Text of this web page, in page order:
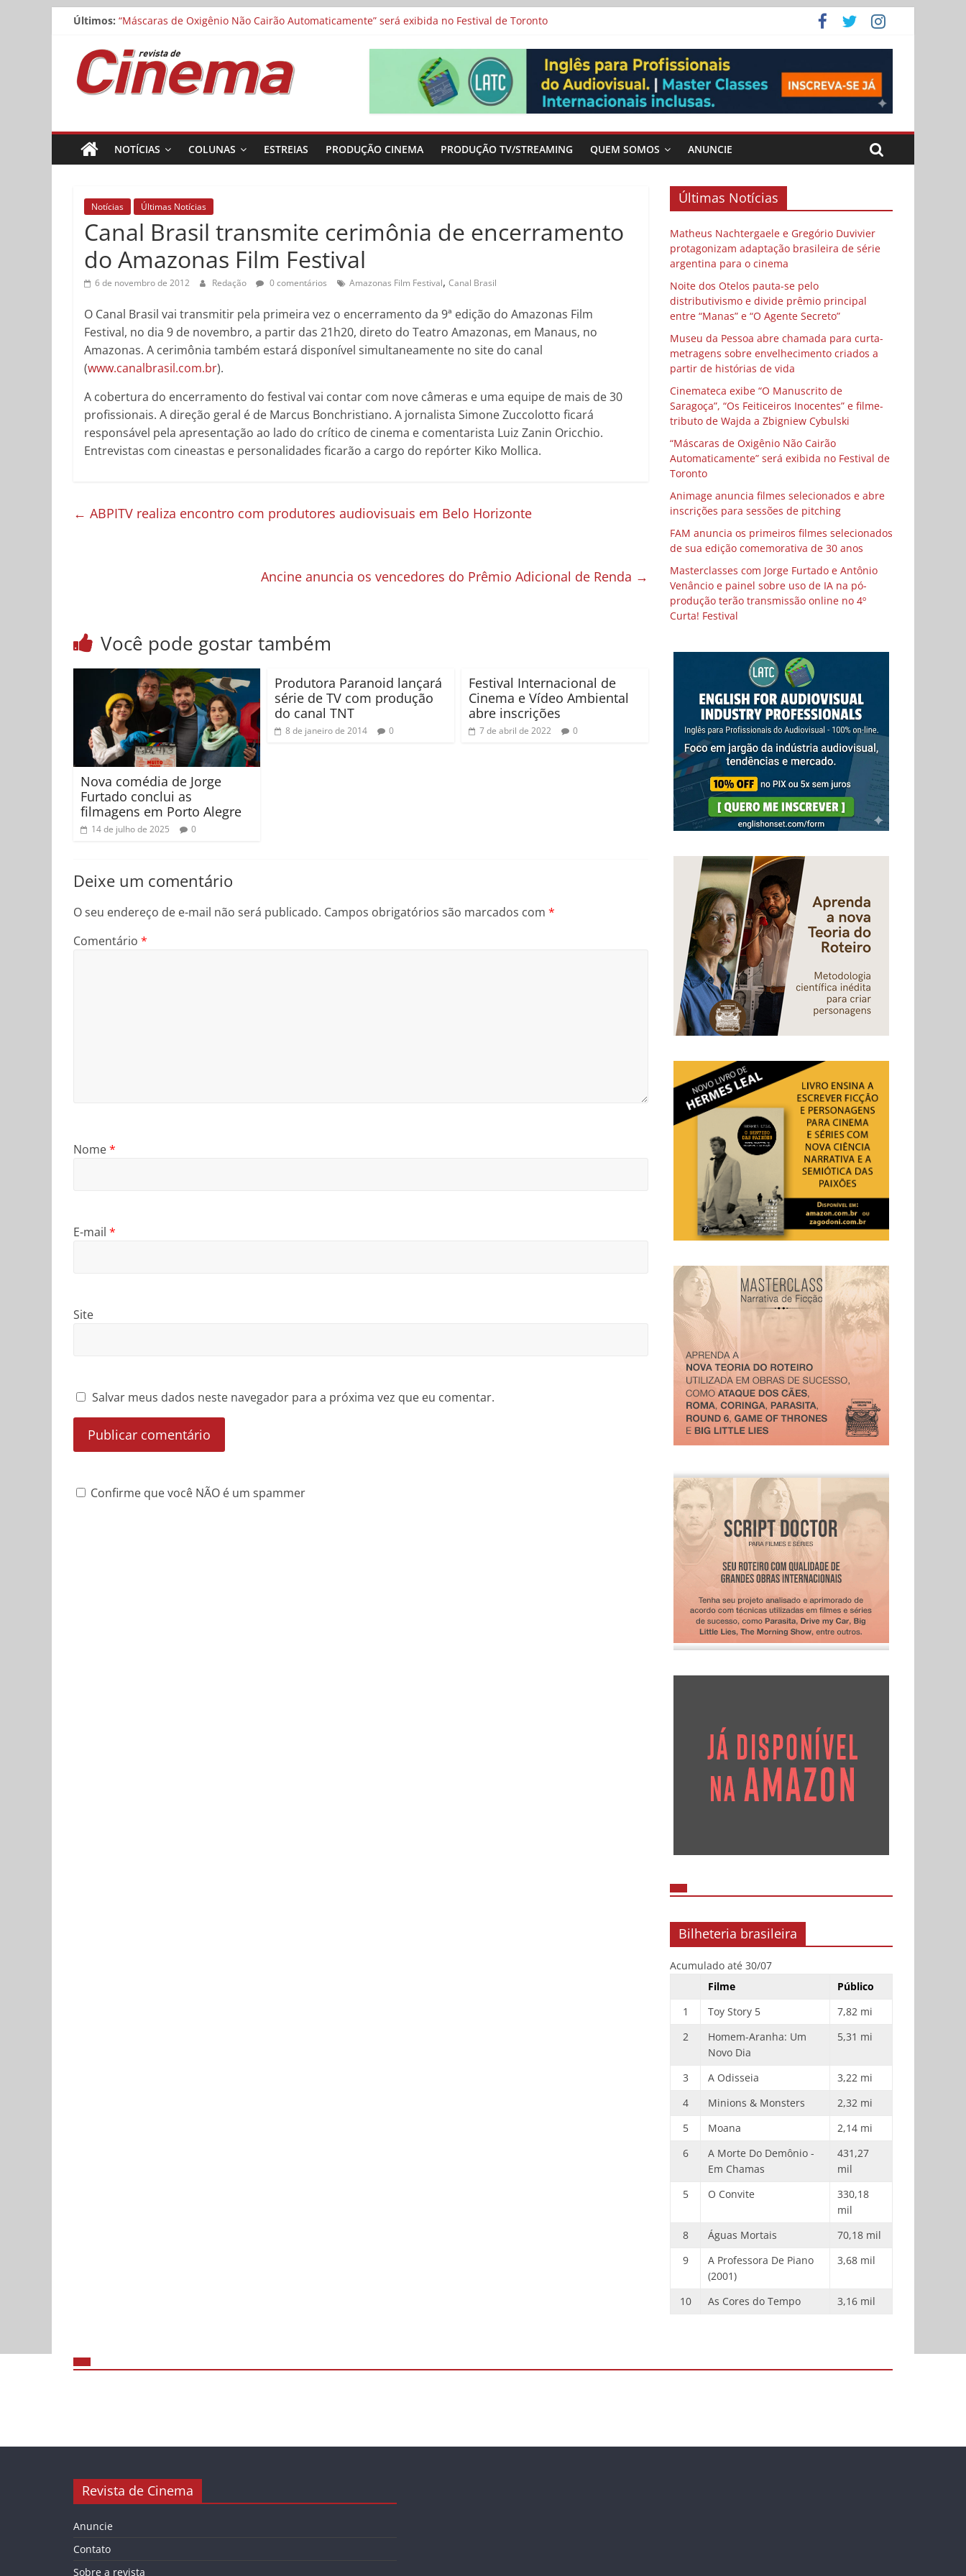
Pular
conteúdo
Últimos:
“Máscaras de Oxigênio Não Cairão Automaticamente” será exibida no Festival de Toronto
Noite dos Otelos pauta-se pelo distributivismo e divide prêmio principal entre “Manas” e “O Agente Secreto”
Museu da Pessoa abre chamada para curta-metragens sobre envelhecimento criados a partir de histórias de vida
Revista
de
Cinema
NOTÍCIAS COLUNAS ESTREIAS PRODUÇÃO CINEMA PRODUÇÃO TV/STREAMING QUEM SOMOS ANUNCIE
Notícias Últimas Notícias
Canal Brasil transmite cerimônia de encerramento
do Amazonas Film Festival
6 de novembro de 2012 Redação 0 comentários Amazonas Film Festival, Canal Brasil
O Canal Brasil vai transmitir pela primeira vez o encerramento da 9ª edição do Amazonas Film
Festival, no dia 9 de novembro, a partir das 21h20, direto do Teatro Amazonas, em Manaus, no
Amazonas. A cerimônia também estará disponível simultaneamente no site do canal
(www.canalbrasil.com.br).
A cobertura do encerramento do festival vai contar com nove câmeras e uma equipe de mais de 30
profissionais. A direção geral é de Marcus Bonchristiano. A jornalista Simone Zuccolotto ficará
responsável pela apresentação ao lado do crítico de cinema e comentarista Luiz Zanin Oricchio.
Entrevistas com cineastas e personalidades ficarão a cargo do repórter Kiko Mollica.
← ABPITV realiza encontro com produtores audiovisuais em Belo Horizonte
Ancine anuncia os vencedores do Prêmio Adicional de Renda →
Você pode gostar também
Nova comédia de Jorge
Furtado conclui as
filmagens em Porto Alegre
14 de julho de 2025 0
Produtora Paranoid lançará
série de TV com produção
do canal TNT
8 de janeiro de 2014 0
Festival Internacional de
Cinema e Vídeo Ambiental
abre inscrições
7 de abril de 2022 0
Deixe um comentário
O seu endereço de e-mail não será publicado. Campos obrigatórios são marcados com *
Comentário *
Nome*
E-mail *
Site
Salvar meus dados neste navegador para a próxima vez que eu comentar.
Confirme que você NÃO é um spammer
Últimas Notícias
Matheus Nachtergaele e Gregório Duvivier
protagonizam adaptação brasileira de série
argentina para o cinema
Noite dos Otelos pauta-se pelo
distributivismo e divide prêmio principal
entre “Manas” e “O Agente Secreto”
Museu da Pessoa abre chamada para curta-
metragens sobre envelhecimento criados a
partir de histórias de vida
Cinemateca exibe “O Manuscrito de
Saragoça”, “Os Feiticeiros Inocentes” e filme-
tributo de Wajda a Zbigniew Cybulski
“Máscaras de Oxigênio Não Cairão
Automaticamente” será exibida no Festival de
Toronto
Animage anuncia filmes selecionados e abre
inscrições para sessões de pitching
FAM anuncia os primeiros filmes selecionados
de sua edição comemorativa de 30 anos
Masterclasses com Jorge Furtado e Antônio
Venâncio e painel sobre uso de IA na pó-
produção terão transmissão online no 4º
Curta! Festival
Bilheteria brasileira
Acumulado até 30/07
Filme
Público
1
Toy Story 5
7,82 mi
2
Homem-Aranha: Um
Novo Dia
5,31 mi
3 A Odisseia
3,22 mi
4
Minions & Monsters
2,32 mi
5
Moana
2,14 mi
6
A Morte Do Demônio -
Em Chamas
431,27
mil
5
O Convite
330,18
mil
8
Águas Mortais
70,18 mil
9
A Professora De Piano
(2001)
3,68 mil
10 As Cores do Tempo 3,16 mil
Revista de Cinema
Anuncie
Contato
Sobre a revista